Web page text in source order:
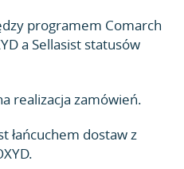
programem Comarch
a Sellasist statusów
realizacja zamówień.
łańcuchem dostaw z